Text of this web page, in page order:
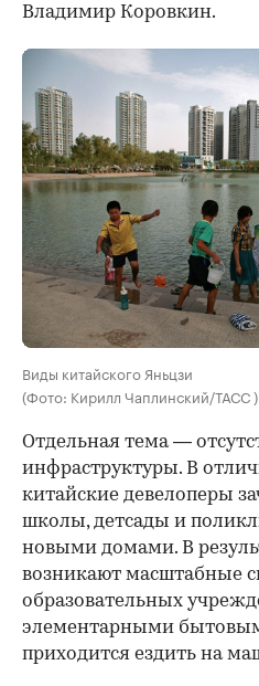
Владимир Коровкин.
Виды китайского Яньцзи
(Фото: Кирилл Чаплинский/ТАСС )
Отдельная тема —
инфраструктуры. В
китайские девелоперы
школы, детсады и
новыми домами. В
возникают масштабные
образовательных
элементарными
приходится ездить на